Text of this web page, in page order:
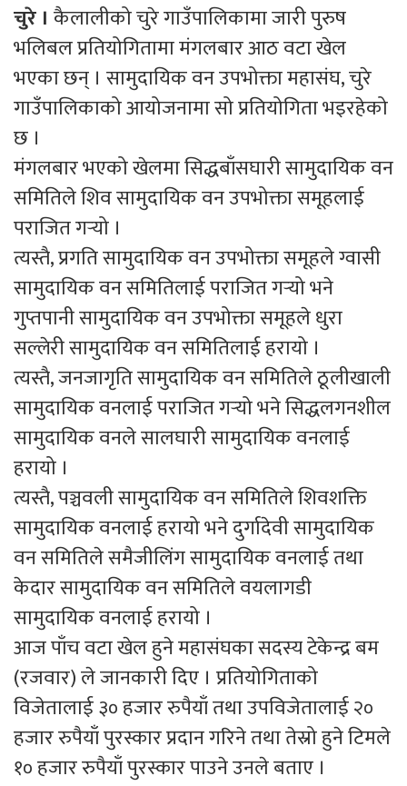
चुरे । कैलालीको चुरे गाउँपालिकामा जारी पुरुष
भलिबल प्रतियोगितामा मंगलबार आठ वटा खेल
भएका छन् । सामुदायिक वन उपभोक्ता महासंघ, चुरे
गाउँपालिकाको आयोजनामा सो प्रतियोगिता भइरहेको
छ ।
मंगलबार भएको खेलमा सिद्धबाँसघारी सामुदायिक वन
समितिले शिव सामुदायिक वन उपभोक्ता समूहलाई
पराजित गर्‍यो ।
त्यस्तै, प्रगति सामुदायिक वन उपभोक्ता समूहले ग्वासी
सामुदायिक वन समितिलाई पराजित गर्‍यो भने
गुप्तपानी सामुदायिक वन उपभोक्ता समूहले धुरा
सल्लेरी सामुदायिक वन समितिलाई हरायो ।
त्यस्तै, जनजागृति सामुदायिक वन समितिले ठूलीखाली
सामुदायिक वनलाई पराजित गर्‍यो भने सिद्धलगनशील
सामुदायिक वनले सालघारी सामुदायिक वनलाई
हरायो ।
त्यस्तै, पञ्चवली सामुदायिक वन समितिले शिवशक्ति
सामुदायिक वनलाई हरायो भने दुर्गादेवी सामुदायिक
वन समितिले समैजीलिंग सामुदायिक वनलाई तथा
केदार सामुदायिक वन समितिले वयलागडी
सामुदायिक वनलाई हरायो ।
आज पाँच वटा खेल हुने महासंघका सदस्य टेकेन्द्र बम
(रजवार) ले जानकारी दिए । प्रतियोगिताको
विजेतालाई ३० हजार रुपैयाँ तथा उपविजेतालाई २०
हजार रुपैयाँ पुरस्कार प्रदान गरिने तथा तेस्रो हुने टिमले
१० हजार रुपैयाँ पुरस्कार पाउने उनले बताए ।